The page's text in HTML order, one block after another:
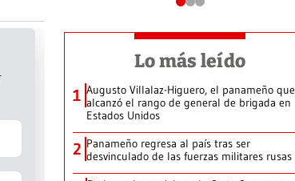
Lo más leído
1 Augusto Villalaz-Higuero, el panameño que
alcanzó el rango de general de brigada en
Estados Unidos
2 Panameño regresa al país tras ser
desvinculado de las fuerzas militares rusas